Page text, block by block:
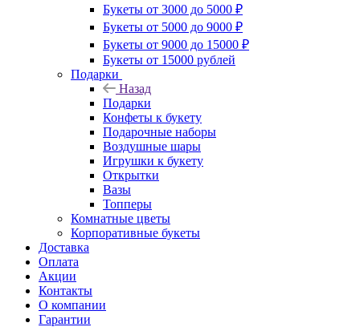
Букеты от 3000 до 5000 ₽
Букеты от 5000 до 9000 ₽
Букеты от 9000 до 15000 ₽
Букеты от 15000 рублей
Подарки
Назад
Подарки
Конфеты к букету
Подарочные наборы
Воздушные шары
Игрушки к букету
Открытки
Вазы
Топперы
Комнатные цветы
Корпоративные букеты
Доставка
Оплата
Акции
Контакты
О компании
Гарантии